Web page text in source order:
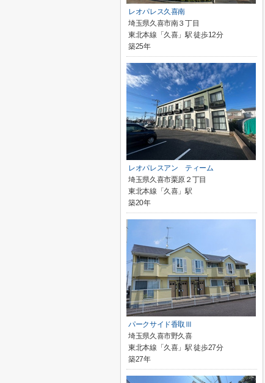
レオパレス久喜南
埼玉県久喜市南３丁目
東北本線「久喜」駅 徒歩12分
築25年
レオパレスアン ティーム
埼玉県久喜市栗原２丁目
東北本線「久喜」駅
築20年
パークサイド香取Ⅲ
埼玉県久喜市野久喜
東北本線「久喜」駅 徒歩27分
築27年